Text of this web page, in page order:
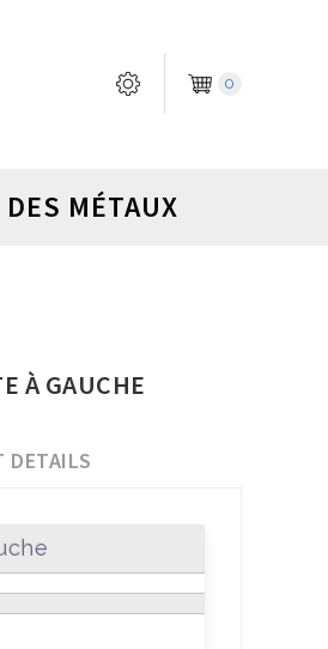
0
MÉTAUX
À GAUCHE
DETAILS